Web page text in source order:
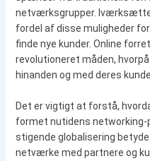
netværksgrupper.
fordel af disse muligheder
finde nye kunder. Online
revolutioneret måden,
hinanden og med deres
Det er vigtigt at forstå,
formet nutidens networking-
stigende globalisering
netværke med partnere og